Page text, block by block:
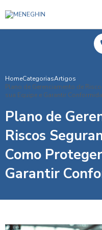
HomeCategoriasArtigos
Plano de Gerenciamento de
sua Equipe e Garantir
Plano de
Riscos
Como
Garantir